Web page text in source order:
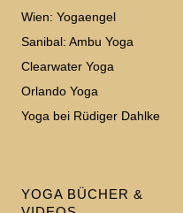
Wien: Yogaengel
Sanibal: Ambu Yoga
Clearwater Yoga
Orlando Yoga
Yoga bei Rüdiger Dahlke
YOGA BÜCHER &